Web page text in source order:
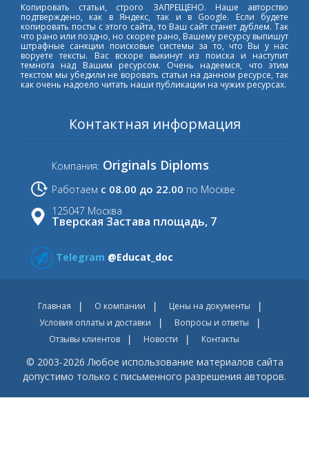
Копировать статьи, строго ЗАПРЕЩЕНО. Наше авторство
подтверждено, как в Яндекс, так и в Google. Если будете
копировать посты с этого сайта, то Ваш сайт станет дублем. Так
что рано или поздно, но скорее рано, Вашему ресурсу выпишут
штрафные санкции поисковые системы за то, что Вы у нас
воруете тексты. Вас вскоре выкинут из поиска и наступит
темнота над Вашим ресурсом. Очень надеемся, что этим
текстом мы убедили не воровать статьи на данном ресурсе, так
как очень надоело читать наши публикации на чужих ресурсах.
Контактная информация
Компания: Originals Diploms
Работаем с 08.00 до 22.00 по Москве
125047 Москва
Тверская Застава площадь, 7
Telegram @Educat_doc
Главная О компании
Цены на документы
Условия оплаты и доставки
Вопросы и ответы
Отзывы клиентов
Новости Контакты
© 2003-2026 Любое использование материалов сайта
допустимо только с письменного разрешения авторов.